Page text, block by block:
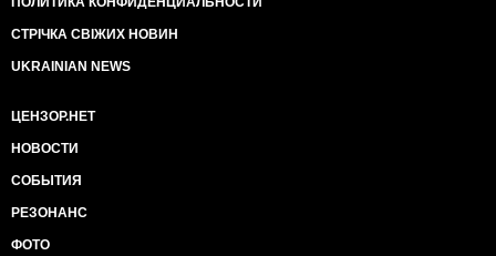
Дело в том, что признание вины со стороны
судебных процессах в международных инстанциях
правовой доктрины противоречивого поведения.
Дальше дело техники.
есть признала в Крыму границу РФ, то есть
признала Крым территорией РФ, и если сама
СТРІЧКА СВІЖИХ НОВИН
UKRAINIAN NEWS
ЦЕНЗОР.НЕТ
НОВОСТИ
СОБЫТИЯ
РЕЗОНАНС
ФОТО